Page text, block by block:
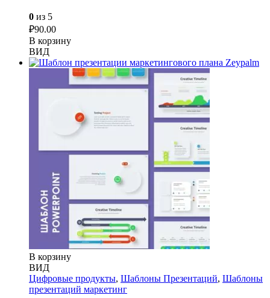
0 из 5
₽90.00
В корзину
ВИД
В корзину
ВИД
Цифровые продукты, Шаблоны Презентаций, Шаблоны
презентаций маркетинг